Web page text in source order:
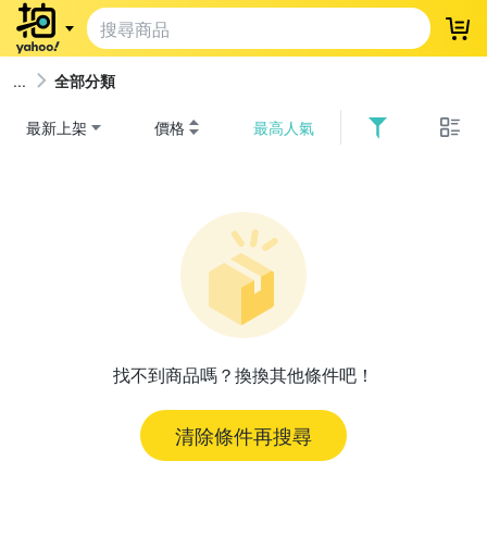
登
全部分類
最新上架 價格 最高人氣
找不到商品嗎？換換其他條件吧！
清除條件再搜尋